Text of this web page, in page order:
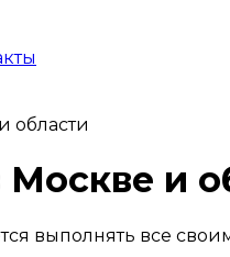
области
и
выполнять все